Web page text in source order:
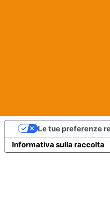
Informativa sulla raccolta
Le tue preferenze